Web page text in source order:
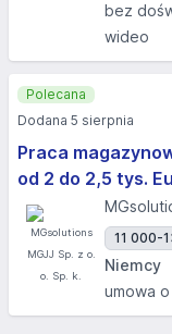
bez
wideo
Praca
od 2 do 2,5 tys.
11 000-
Niemcy
umowa
Polecana
Dodana 5 sierpnia